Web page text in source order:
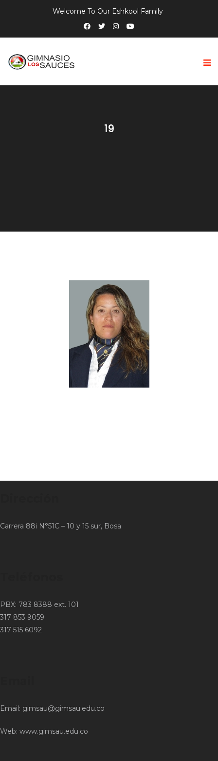
Welcome To Our Eshkool Family
19
Carrera 88i N°51C – 10 y 15 sur, Bosa
PBX: 783 8388 ext. 101
317 853 9059
317 515 6092
Email: gimsau@gimsau.edu.co
Web: www.gimsau.edu.co